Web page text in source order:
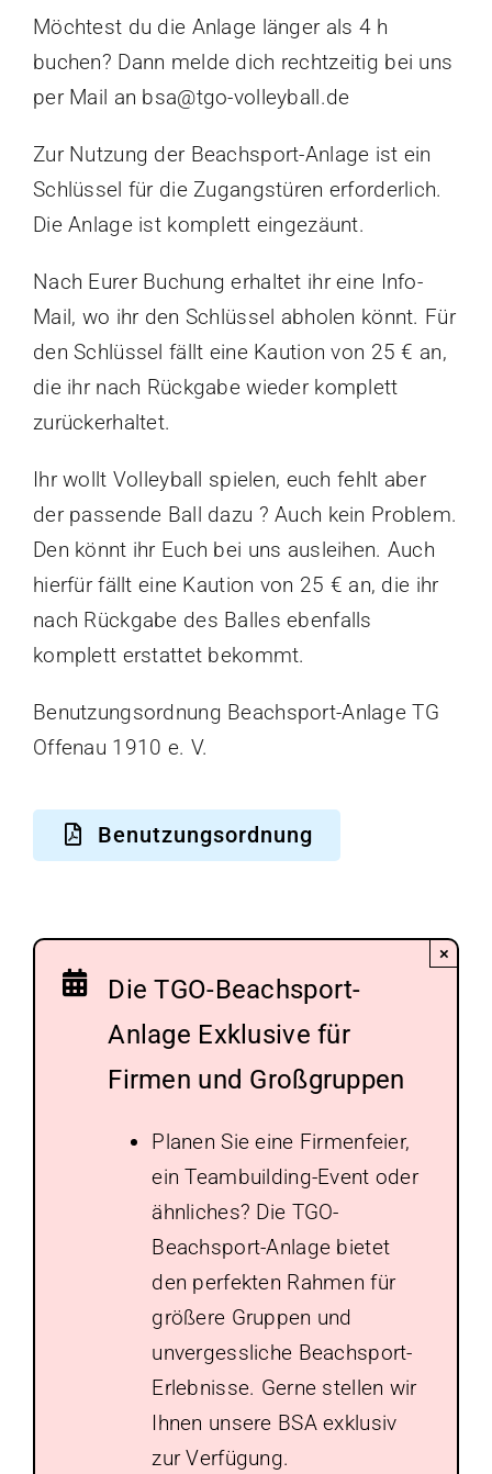
Möchtest du die Anlage länger als 4 h
buchen? Dann melde dich rechtzeitig bei uns
per Mail an bsa@tgo-volleyball.de
Zur Nutzung der Beachsport-Anlage ist ein
Schlüssel für die Zugangstüren erforderlich.
Die Anlage ist komplett eingezäunt.
Nach Eurer Buchung erhaltet ihr eine Info-
Mail, wo ihr den Schlüssel abholen könnt. Für
den Schlüssel fällt eine Kaution von 25 € an,
die ihr nach Rückgabe wieder komplett
zurückerhaltet.
Ihr wollt Volleyball spielen, euch fehlt aber
der passende Ball dazu ? Auch kein Problem.
Den könnt ihr Euch bei uns ausleihen. Auch
hierfür fällt eine Kaution von 25 € an, die ihr
nach Rückgabe des Balles ebenfalls
komplett erstattet bekommt.
Benutzungsordnung Beachsport-Anlage TG
Offenau 1910 e. V.
Benutzungsordnung
Die TGO-Beachsport-
Anlage Exklusive für
Firmen und Großgruppen
Planen Sie eine Firmenfeier,
ein Teambuilding-Event oder
ähnliches? Die TGO-
Beachsport-Anlage bietet
den perfekten Rahmen für
größere Gruppen und
unvergessliche Beachsport-
Erlebnisse. Gerne stellen wir
Ihnen unsere BSA exklusiv
zur Verfügung.
×